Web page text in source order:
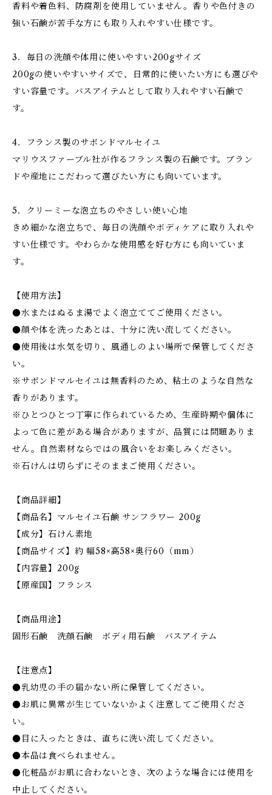
香料や着色料、防腐剤を使用していません。香りや色付きの
強い石鹸が苦手な方にも取り入れやすい仕様です。
3．毎日の洗顔や体用に使いやすい200gサイズ
200gの使いやすいサイズで、日常的に使いたい方にも選びや
すい容量です。バスアイテムとして取り入れやすい石鹸で
す。
4．フランス製のサボンドマルセイユ
マリウスファーブル社が作るフランス製の石鹸です。ブラン
ドや産地にこだわって選びたい方にも向いています。
5．クリーミーな泡立ちのやさしい使い心地
きめ細かな泡立ちで、毎日の洗顔やボディケアに取り入れや
すい仕様です。やわらかな使用感を好む方にも向いていま
す。
【使用方法】
●水またはぬるま湯でよく泡立ててご使用ください。
●顔や体を洗ったあとは、十分に洗い流してください。
●使用後は水気を切り、風通しのよい場所で保管してくださ
い。
※サボンドマルセイユは無香料のため、粘土のような自然な
香りがあります。
※ひとつひとつ丁寧に作られているため、生産時期や個体に
よって色に差がある場合がありますが、品質には問題ありま
せん。自然素材ならではの風合いをお楽しみください。
※石けんは切らずにそのままご使用ください。
【商品詳細】
【商品名】マルセイユ石鹸 サンフラワー 200g
【成分】石けん素地
【商品サイズ】約 幅58×高58×奥行60（mm）
【内容量】200g
【原産国】フランス
【商品用途】
固形石鹸 洗顔石鹸 ボディ用石鹸 バスアイテム
【注意点】
●乳幼児の手の届かない所に保管してください。
●お肌に異常が生じていないかよく注意してご使用くださ
い。
●目に入ったときは、直ちに洗い流してください。
●本品は食べられません。
●化粧品がお肌に合わないとき、次のような場合には使用を
中止してください。